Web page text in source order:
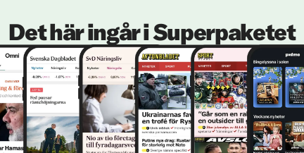
Det här ingår i Superpaketet